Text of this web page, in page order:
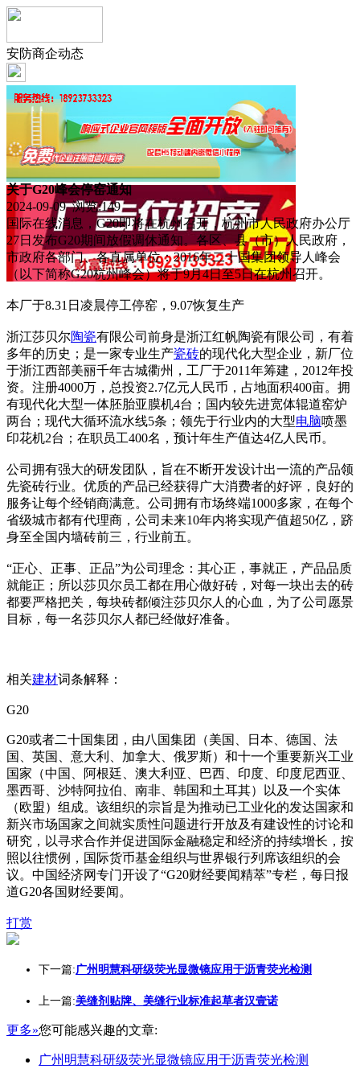
安防商企动态
关于G20峰会停窑通知
2024-09-09 浏览:149
国际在线消息，G20即将在杭州召开，杭州市人民政府办公厅
27日发布G20期间放假调休通知。各区、县（市）人民政府，
市政府各部门、各直属单位：2016年二十国集团领导人峰会
（以下简称G20杭州峰会）将于9月4日至5日在杭州召开。
本厂于8.31日凌晨停工停窑，9.07恢复生产
浙江莎贝尔陶瓷有限公司前身是浙江红帆陶瓷有限公司，有着
多年的历史；是一家专业生产瓷砖的现代化大型企业，新厂位
于浙江西部美丽千年古城衢州，工厂于2011年筹建，2012年投
资。注册4000万，总投资2.7亿元人民币，占地面积400亩。拥
有现代化大型一体胚胎亚膜机4台；国内较先进宽体辊道窑炉
两台；现代大循环流水线5条；领先于行业内的大型电脑喷墨
印花机2台；在职员工400名，预计年生产值达4亿人民币。
公司拥有强大的研发团队，旨在不断开发设计出一流的产品领
先瓷砖行业。优质的产品已经获得广大消费者的好评，良好的
服务让每个经销商满意。公司拥有市场终端1000多家，在每个
省级城市都有代理商，公司未来10年内将实现产值超50亿，跻
身至全国内墙砖前三，行业前五。
“正心、正事、正品”为公司理念：其心正，事就正，产品品质
就能正；所以莎贝尔员工都在用心做好砖，对每一块出去的砖
都要严格把关，每块砖都倾注莎贝尔人的心血，为了公司愿景
目标，每一名莎贝尔人都已经做好准备。
相关建材词条解释：
G20
G20或者二十国集团，由八国集团（美国、日本、德国、法
国、英国、意大利、加拿大、俄罗斯）和十一个重要新兴工业
国家（中国、阿根廷、澳大利亚、巴西、印度、印度尼西亚、
墨西哥、沙特阿拉伯、南非、韩国和土耳其）以及一个实体
（欧盟）组成。该组织的宗旨是为推动已工业化的发达国家和
新兴市场国家之间就实质性问题进行开放及有建设性的讨论和
研究，以寻求合作并促进国际金融稳定和经济的持续增长，按
照以往惯例，国际货币基金组织与世界银行列席该组织的会
议。中国经济网专门开设了“G20财经要闻精萃”专栏，每日报
道G20各国财经要闻。
打赏
下一篇:广州明慧科研级荧光显微镜应用于沥青荧光检测
上一篇:美缝剂贴牌、美缝行业标准起草者汉壹诺
更多»您可能感兴趣的文章:
广州明慧科研级荧光显微镜应用于沥青荧光检测